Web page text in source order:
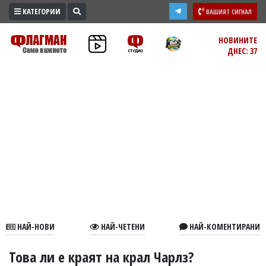
ПРОМО
ЗОНА
В
КАТЕГОРИИ ВАШИЯТ СИГНАЛ
НОВИНИТЕ
ДНЕС: 37
НАЙ-НОВИ НАЙ-ЧЕТЕНИ НАЙ-КОМЕНТИРАНИ
Това ли е краят на крал Чарлз?